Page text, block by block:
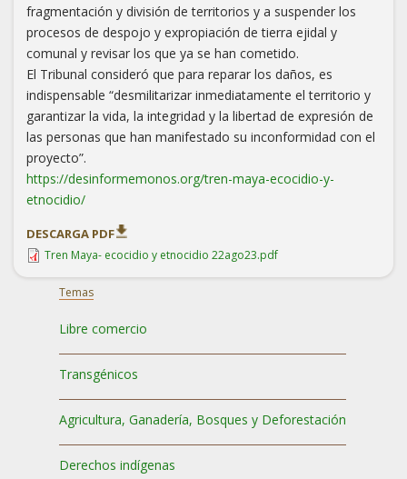
fragmentación y división de territorios y a suspender los
procesos de despojo y expropiación de tierra ejidal y
comunal y revisar los que ya se han cometido.
El Tribunal consideró que para reparar los daños, es
indispensable “desmilitarizar inmediatamente el territorio y
garantizar la vida, la integridad y la libertad de expresión de
las personas que han manifestado su inconformidad con el
proyecto”.
https://desinformemonos.org/tren-maya-ecocidio-y-
etnocidio/
DESCARGA PDF
Tren Maya- ecocidio y etnocidio 22ago23.pdf
Temas
Libre comercio
Transgénicos
Agricultura, Ganadería, Bosques y Deforestación
Derechos indígenas